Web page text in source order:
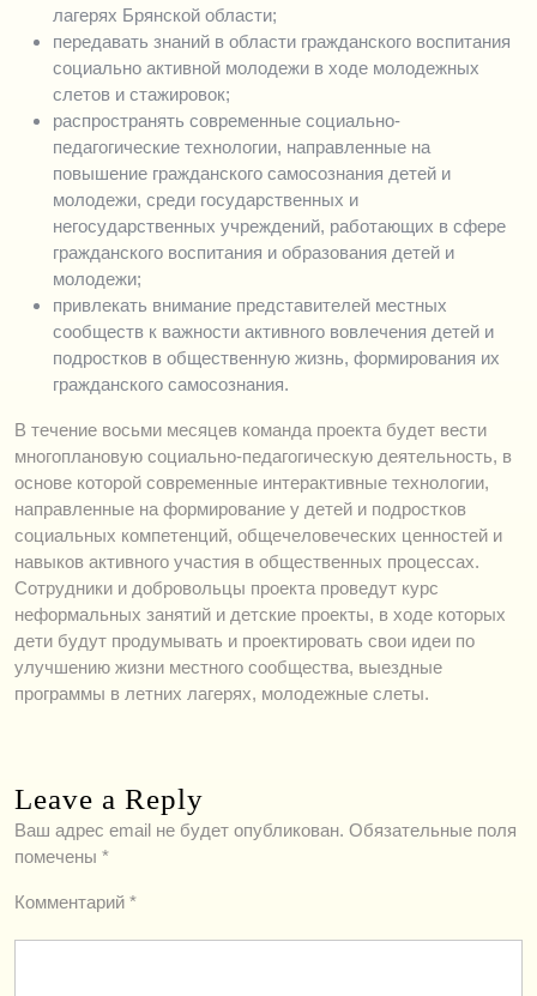
лагерях Брянской области;
передавать знаний в области гражданского воспитания
социально активной молодежи в ходе молодежных
слетов и стажировок;
распространять современные социально-
педагогические технологии, направленные на
повышение гражданского самосознания детей и
молодежи, среди государственных и
негосударственных учреждений, работающих в сфере
гражданского воспитания и образования детей и
молодежи;
привлекать внимание представителей местных
сообществ к важности активного вовлечения детей и
подростков в общественную жизнь, формирования их
гражданского самосознания.
В течение восьми месяцев команда проекта будет вести
многоплановую социально-педагогическую деятельность, в
основе которой современные интерактивные технологии,
направленные на формирование у детей и подростков
социальных компетенций, общечеловеческих ценностей и
навыков активного участия в общественных процессах.
Сотрудники и добровольцы проекта проведут курс
неформальных занятий и детские проекты, в ходе которых
дети будут продумывать и проектировать свои идеи по
улучшению жизни местного сообщества, выездные
программы в летних лагерях, молодежные слеты.
Leave a Reply
Ваш адрес email не будет опубликован. Обязательные поля
помечены *
Комментарий *